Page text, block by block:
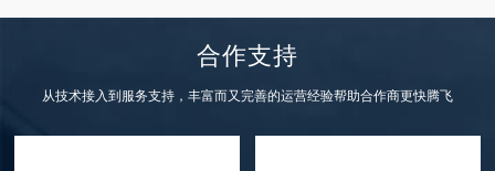
合作支持
从技术接入到服务支持，丰富而又完善的运营经验帮助合作商更快腾飞